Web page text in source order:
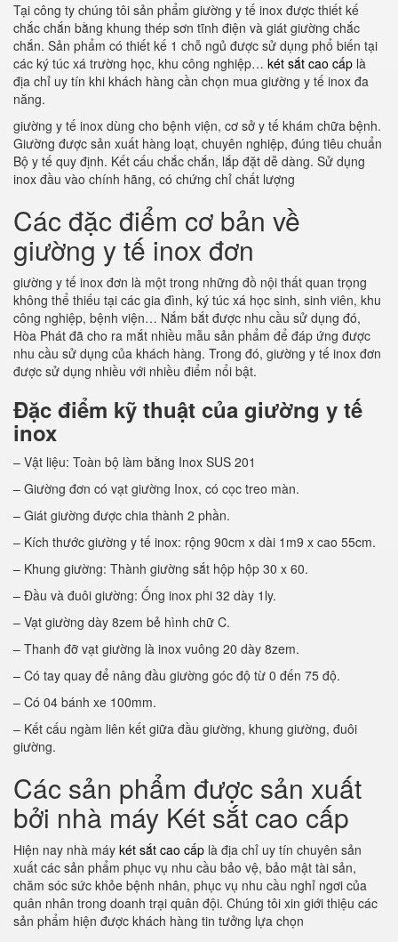
Tại công ty chúng tôi sản phẩm giường y tế inox được thiết kế
chắc chắn bằng khung thép sơn tĩnh điện và giát giường chắc
chắn. Sản phẩm có thiết kế 1 chỗ ngủ được sử dụng phổ biến tại
các ký túc xá trường học, khu công nghiệp… két sắt cao cấp là
địa chỉ uy tín khi khách hàng cần chọn mua giường y tế inox đa
năng.
giường y tế inox dùng cho bệnh viện, cơ sở y tế khám chữa bệnh.
Giường được sản xuất hàng loạt, chuyên nghiệp, đúng tiêu chuẩn
Bộ y tế quy định. Kết cấu chắc chắn, lắp đặt dễ dàng. Sử dụng
inox đầu vào chính hãng, có chứng chỉ chất lượng
Các đặc điểm cơ bản về
giường y tế inox đơn
giường y tế inox đơn là một trong những đồ nội thất quan trọng
không thể thiếu tại các gia đình, ký túc xá học sinh, sinh viên, khu
công nghiệp, bệnh viện… Nắm bắt được nhu cầu sử dụng đó,
Hòa Phát đã cho ra mắt nhiều mẫu sản phẩm để đáp ứng được
nhu cầu sử dụng của khách hàng. Trong đó, giường y tế inox đơn
được sử dụng nhiều với nhiều điểm nổi bật.
Đặc điểm kỹ thuật của giường y tế
inox
– Vật liệu: Toàn bộ làm bằng Inox SUS 201
– Giường đơn có vạt giường Inox, có cọc treo màn.
– Giát giường được chia thành 2 phần.
– Kích thước giường y tế inox: rộng 90cm x dài 1m9 x cao 55cm.
– Khung giường: Thành giường sắt hộp hộp 30 x 60.
– Đầu và đuôi giường: Ống inox phi 32 dày 1ly.
– Vạt giường dày 8zem bẻ hình chữ C.
– Thanh đỡ vạt giường là inox vuông 20 dày 8zem.
– Có tay quay để nâng đầu giường góc độ từ 0 đến 75 độ.
– Có 04 bánh xe 100mm.
– Kết cấu ngàm liên kết giữa đầu giường, khung giường, đuôi
giường.
Các sản phẩm được sản xuất
bởi nhà máy Két sắt cao cấp
Hiện nay nhà máy két sắt cao cấp là địa chỉ uy tín chuyên sản
xuất các sản phẩm phục vụ nhu cầu bảo vệ, bảo mật tài sản,
chăm sóc sức khỏe bệnh nhân, phục vụ nhu cầu nghỉ ngơi của
quân nhân trong doanh trại quân đội. Chúng tôi xin giới thiệu các
sản phẩm hiện được khách hàng tin tưởng lựa chọn